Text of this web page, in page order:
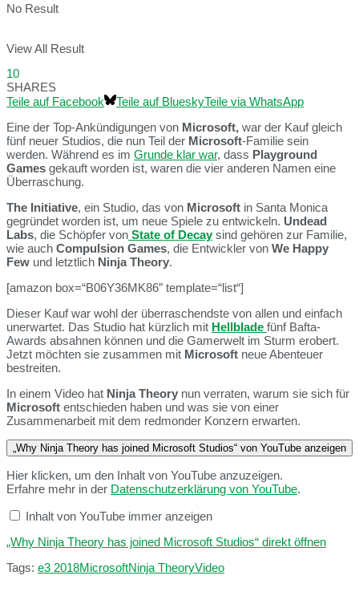
No Result
View All Result
10
SHARES
Teile auf Facebook
Teile auf BlueskyTeile via WhatsApp
Eine der Top-Ankündigungen von Microsoft, war der Kauf gleich
fünf neuer Studios, die nun Teil der Microsoft-Familie sein
werden. Während es im Grunde klar war, dass Playground
Games gekauft worden ist, waren die vier anderen Namen eine
Überraschung.
The Initiative, ein Studio, das von Microsoft in Santa Monica
gegründet worden ist, um neue Spiele zu entwickeln. Undead
Labs, die Schöpfer von State of Decaysind gehören zur Familie,
wie auch Compulsion Games, die Entwickler von We Happy
Few und letztlich Ninja Theory.
[amazon box=“B06Y36MK86″ template=“list“]
Dieser Kauf war wohl der überraschendste von allen und einfach
unerwartet. Das Studio hat kürzlich mit Hellblade fünf Bafta-
Awards absahnen können und die Gamerwelt im Sturm erobert.
Jetzt möchten sie zusammen mit Microsoft neue Abenteuer
bestreiten.
In einem Video hat Ninja Theory nun verraten, warum sie sich für
Microsoft entschieden haben und was sie von einer
Zusammenarbeit mit dem redmonder Konzern erwarten.
„Why Ninja Theory has joined Microsoft Studios“ von YouTube anzeigen
Hier klicken, um den Inhalt von YouTube anzuzeigen.
Erfahre mehr in der Datenschutzerklärung von YouTube.
Inhalt von YouTube immer anzeigen
„Why Ninja Theory has joined Microsoft Studios“ direkt öffnen
Tags: e3 2018MicrosoftNinja TheoryVideo